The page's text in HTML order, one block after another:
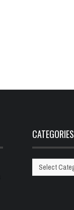
CATEGORIES
Categories